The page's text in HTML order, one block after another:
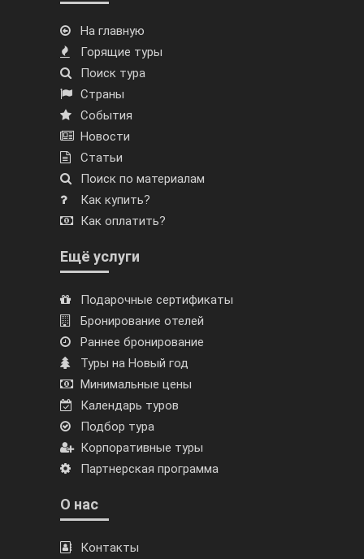
На главную
Горящие туры
Поиск тура
Страны
События
Новости
Статьи
Поиск по материалам
Как купить?
Как оплатить?
Ещё услуги
Подарочные сертификаты
Бронирование отелей
Раннее бронирование
Туры на Новый год
Минимальные цены
Календарь туров
Подбор тура
Корпоративные туры
Партнерская программа
О нас
Контакты